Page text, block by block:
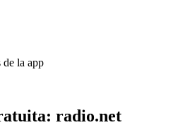
de la app
radio.net